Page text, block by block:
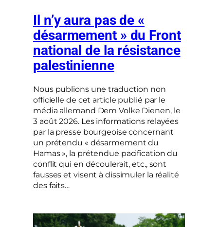
Il n’y aura pas de «
désarmement » du Front
national de la résistance
palestinienne
Nous publions une traduction non
officielle de cet article publié par le
média allemand Dem Volke Dienen, le
3 août 2026. Les informations relayées
par la presse bourgeoise concernant
un prétendu « désarmement du
Hamas », la prétendue pacification du
conflit qui en découlerait, etc., sont
fausses et visent à dissimuler la réalité
des faits…